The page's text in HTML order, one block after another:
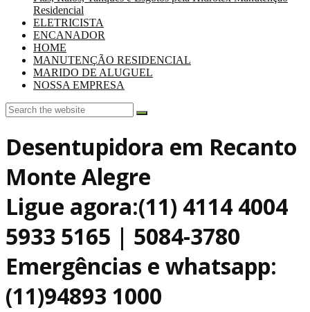
Residencial
ELETRICISTA
ENCANADOR
HOME
MANUTENÇÃO RESIDENCIAL
MARIDO DE ALUGUEL
NOSSA EMPRESA
Desentupidora em Recanto
Monte Alegre
Ligue agora:(11) 4114 4004
5933 5165 | 5084-3780
Emergências e whatsapp:
(11)94893 1000